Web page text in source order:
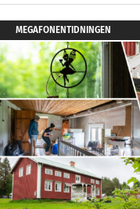
MEGAFONENTIDNINGEN